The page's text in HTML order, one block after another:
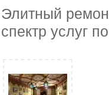
Элитный
спектр услуг